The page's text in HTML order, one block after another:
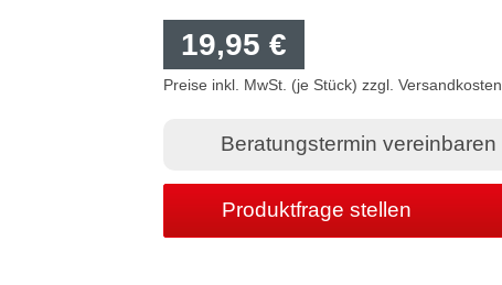
19,95 €
Preise inkl. MwSt. (je Stück) zzgl. Versandkosten
Beratungstermin vereinbaren
Produktfrage stellen